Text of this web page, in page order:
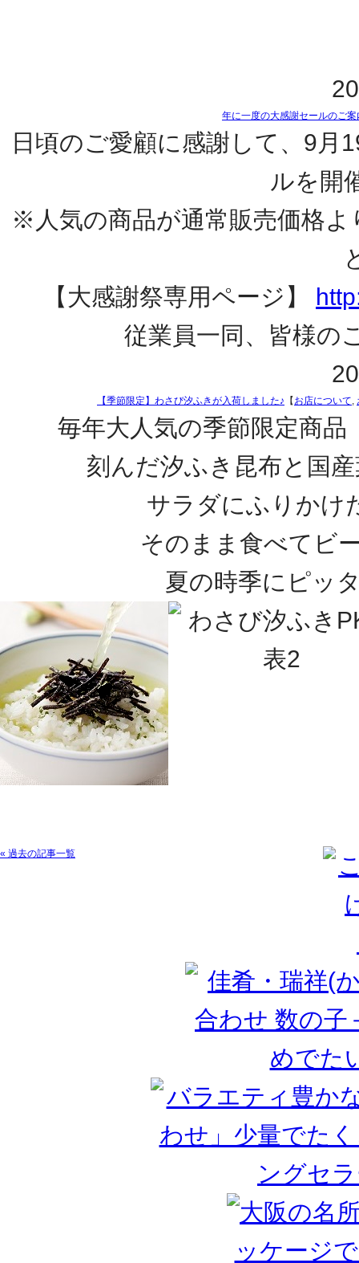
年に一度の大感謝セールのご案
日頃のご愛顧に感謝して、9月
ルを開
※人気の商品が通常販売価格
【大感謝祭専用ページ】
従業員一同、皆様の
【季節限定】わさび汐ふきが入荷しました♪ 【 お店について,
毎年大人気の季節限定商
刻んだ汐ふき昆布と国
サラダにふりかけ
そのまま食べてビ
夏の時季にピッ
« 過去の記事一覧